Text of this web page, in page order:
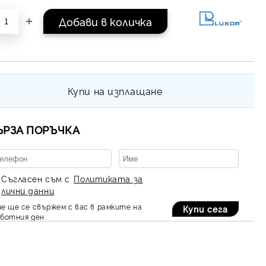
Купи на изплащане
ПОРЪЧКА
Съгласен съм с Политиката за
лични данни
ще се свържем с вас в рамките на
ден.